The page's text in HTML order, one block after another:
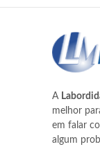
A
melhor
em falar
algum